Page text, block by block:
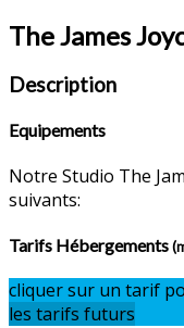
The James
Description
Equipements
Notre Studio The
suivants:
Tarifs Hébergements
cliquer sur un tarif
les tarifs futurs